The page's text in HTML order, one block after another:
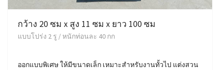
กว้าง 20 ซม x สูง 11 ซม x ยาว 100 ซม
แบบโปร่ง 2 รู / หนักท่อนละ 40 กก
ออกแบบพิเศษ ให้มีขนาดเล็ก เหมาะสำหรับงานทั้วไป แต่งสวน